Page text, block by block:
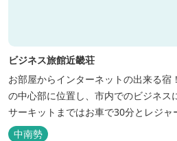
ビジネス旅館近畿荘
お部屋からインターネットの出来る宿
の中心部に位置し、市内でのビジネス
サーキットまではお車で30分とレジャ
いただけます。
中南勢